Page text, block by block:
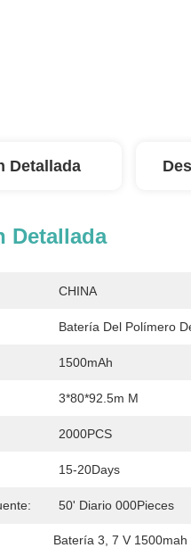
Detallada
Detallada
CHINA
Batería Del Polímero
1500mAh
3*80*92.5m M
2000PCS
15-20Days
50' Diario 000Pieces
Batería 3 , 7 V